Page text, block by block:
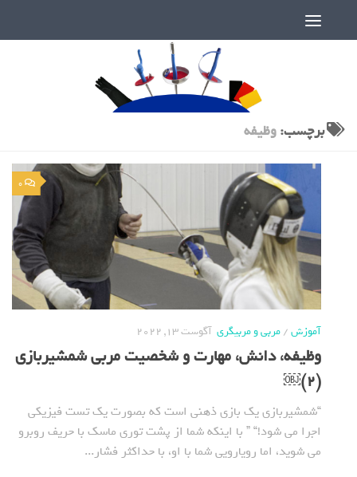
برچسب:وظیفه
0
آموزش/مربی و مربیگری آگوست 13, 2022
وظیفه، دانش، مهارت و شخصیت مربی شمشیربازی
“شمشیربازی یک بازی ذهنی است که بصورت یک تست فیزیکی
اجرا می شود!“ ” با اینکه شما از پشت توری ماسک با حریف روبرو
می شوید، اما رویارویی شما با او، با حداکثر فشار...